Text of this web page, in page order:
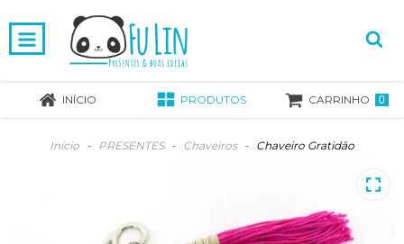
INÍCIO PRODUTOS CARRINHO 0
Início - PRESENTES - Chaveiros - Chaveiro Gratidão